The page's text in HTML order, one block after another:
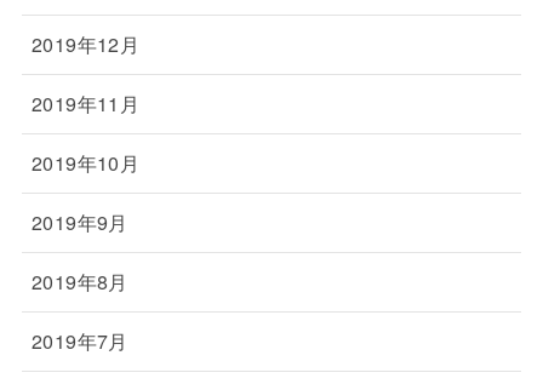
2019年12月
2019年11月
2019年10月
2019年9月
2019年8月
2019年7月